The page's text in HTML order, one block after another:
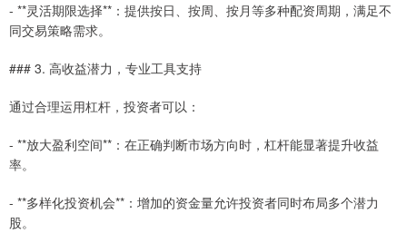
- **灵活期限选择**：提供按日、按周、按月等多种配资周期，满足不
同交易策略需求。
### 3. 高收益潜力，专业工具支持
通过合理运用杠杆，投资者可以：
- **放大盈利空间**：在正确判断市场方向时，杠杆能显著提升收益
率。
- **多样化投资机会**：增加的资金量允许投资者同时布局多个潜力
股。